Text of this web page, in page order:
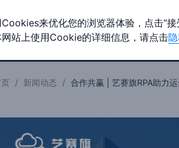
产品 解决方案
/ 新闻动态 / 合作共赢 | 艺赛旗RPA助力
来优化您的浏览器体验，点击“
站上使用Cookie的详细信息，请点击